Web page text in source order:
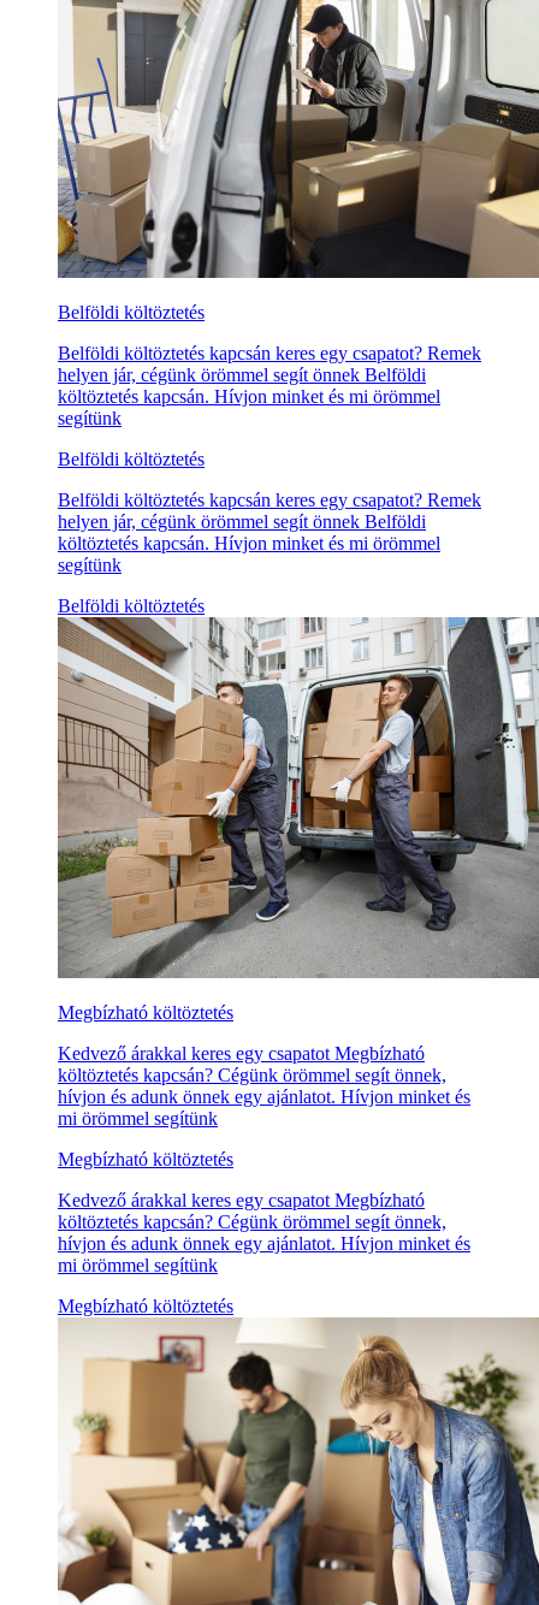
Belföldi költöztetés
Belföldi költöztetés kapcsán keres egy csapatot? Remek
helyen jár, cégünk örömmel segít önnek Belföldi
költöztetés kapcsán. Hívjon minket és mi örömmel
segítünk
Belföldi költöztetés
Belföldi költöztetés kapcsán keres egy csapatot? Remek
helyen jár, cégünk örömmel segít önnek Belföldi
költöztetés kapcsán. Hívjon minket és mi örömmel
segítünk
Belföldi költöztetés
Megbízható költöztetés
Kedvező árakkal keres egy csapatot Megbízható
költöztetés kapcsán? Cégünk örömmel segít önnek,
hívjon és adunk önnek egy ajánlatot. Hívjon minket és
mi örömmel segítünk
Megbízható költöztetés
Kedvező árakkal keres egy csapatot Megbízható
költöztetés kapcsán? Cégünk örömmel segít önnek,
hívjon és adunk önnek egy ajánlatot. Hívjon minket és
mi örömmel segítünk
Megbízható költöztetés